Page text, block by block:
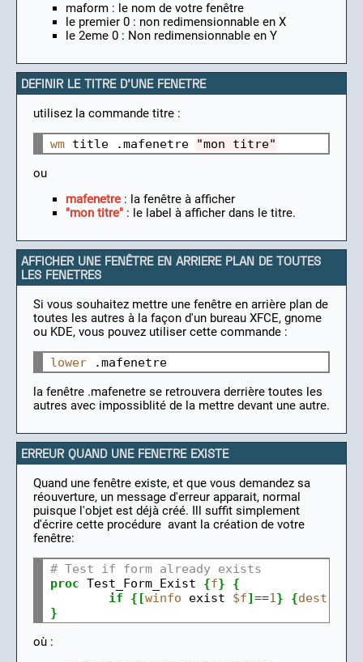
maform : le nom de votre fenêtre
le premier 0 : non redimensionnable en X
le 2eme 0 : Non redimensionnable en Y
DEFINIR LE TITRE D'UNE FENETRE
utilisez la commande titre :
wm title .mafenetre "mon titre"
ou
mafenetre : la fenêtre à afficher
"mon titre" : le label à afficher dans le titre.
AFFICHER UNE FENÊTRE EN ARRIERE PLAN DE TOUTES
LES FENETRES
Si vous souhaitez mettre une fenêtre en arrière plan de
toutes les autres à la façon d'un bureau XFCE, gnome
ou KDE, vous pouvez utiliser cette commande :
lower
la fenêtre .mafenetre se retrouvera derrière toutes les
autres avec impossiblité de la mettre devant une autre.
ERREUR QUAND UNE FENETRE EXISTE
Quand une fenêtre existe, et que vous demandez sa
réouverture, un message d'erreur apparait, normal
puisque l'objet est déjà créé. Ill suffit simplement
d'écrire cette procédure avant la création de votre
fenêtre:
# Test if form already exists
proc Test_Form_Exist {f}
{
if
{[winfo exist $f]==1 } {destroy
}
où :